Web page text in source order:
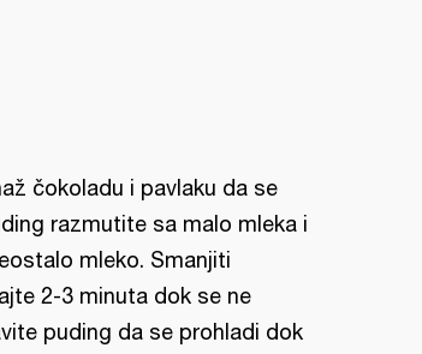
čokoladu i pavlaku da se
razmutite sa malo mleka i
mleko. Smanjiti
2-3 minuta dok se ne
puding da se prohladi dok